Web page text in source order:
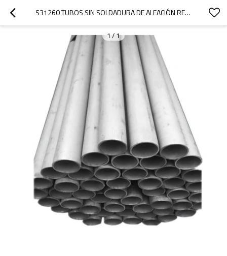
S31260 TUBOS SIN SOLDADURA DE ALEACIÓN RESISTENTE A LA CORROSIÓN PARA EL ACOPLAMIENTO DE TUBERÍAS DE LA CARCASA
1 / 1